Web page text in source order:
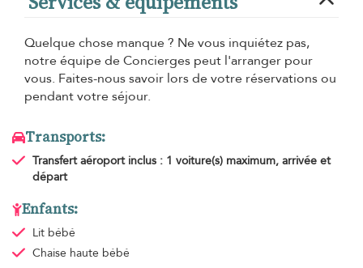
Quelque chose manque ? Ne vous inquiétez pas,
notre équipe de Concierges peut l'arranger pour
vous. Faites-nous savoir lors de votre réservations ou
pendant votre séjour.
Transports:
Transfert aéroport inclus : 1 voiture(s) maximum, arrivée et
départ
Enfants:
Lit bébé
Chaise haute bébé